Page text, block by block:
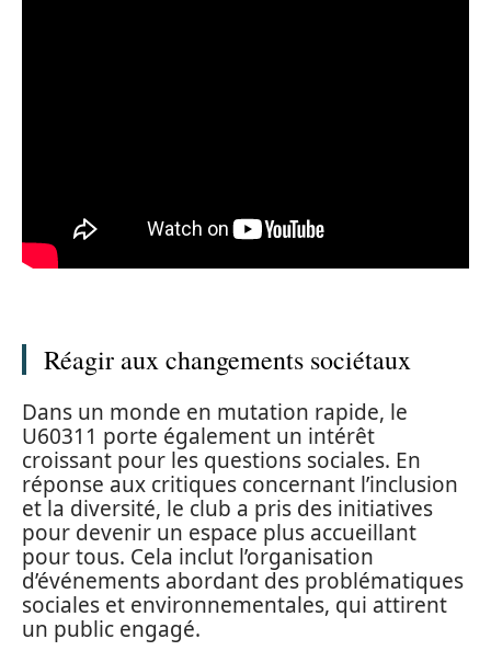
Réagir aux changements sociétaux
Dans un monde en mutation rapide, le
U60311 porte également un intérêt
croissant pour les questions sociales. En
réponse aux critiques concernant l’inclusion
et la diversité, le club a pris des initiatives
pour devenir un espace plus accueillant
pour tous. Cela inclut l’organisation
d’événements abordant des problématiques
sociales et environnementales, qui attirent
un public engagé.